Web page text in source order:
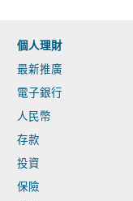
個人理財
最新推廣
電子銀行
人民幣
存款
投資
保險